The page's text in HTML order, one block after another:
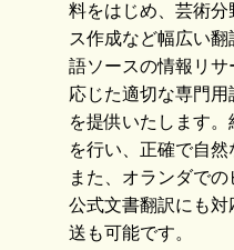
料をはじめ、芸術
ス作成など幅広い
語ソースの情報リ
応じた適切な専門
を提供いたします
を行い、正確で自然
また、オランダで
公式文書翻訳にも
送も可能です。